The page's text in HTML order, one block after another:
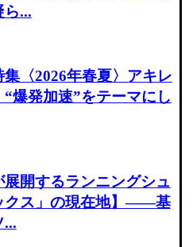
ら...
集〈2026年春夏〉アキレ
“爆発加速”をテーマにし
展開するランニングシュ
クス」の現在地】――基
...